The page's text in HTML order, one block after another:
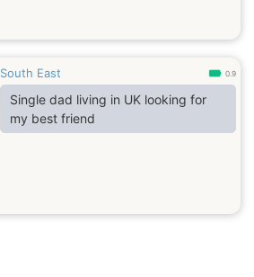
South East 0.9
Single dad living in UK looking for
my best friend